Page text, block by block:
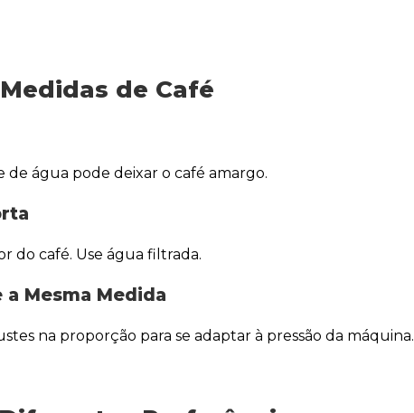
de Café
de água pode deixar o café amargo.
do café. Use água filtrada.
Mesma Medida
na proporção para se adaptar à pressão da máquina.